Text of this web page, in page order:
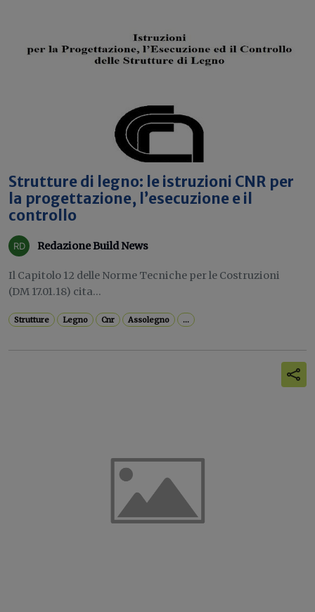
Strutture di legno: le istruzioni CNR per
la progettazione, l’esecuzione e il
controllo
Redazione Build News
Il Capitolo 12 delle Norme Tecniche per le Costruzioni
(DM 17.01.18) cita...
Strutture Legno Cnr Assolegno ...